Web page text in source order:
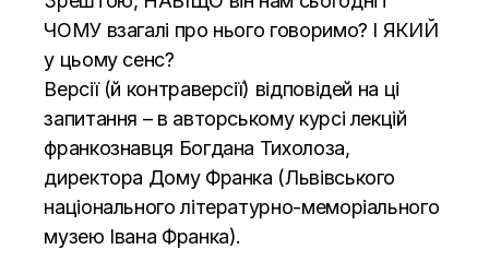
ЧОМУ взагалі про нього говоримо? І ЯКИЙ
у цьому сенс?
Версії (й контраверсії) відповідей на ці
запитання – в авторському курсі лекцій
франкознавця Богдана Тихолоза,
директора Дому Франка (Львівського
національного літературно-меморіального
музею Івана Франка).